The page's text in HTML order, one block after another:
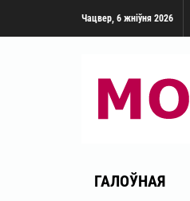
Чацвер, 6 жніўня 2026
ГАЛОЎНАЯ